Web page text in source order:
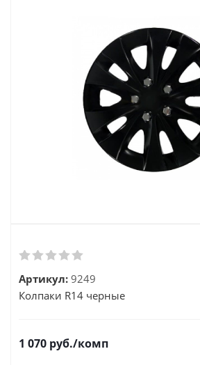
Артикул: 9249
Колпаки R14 черные
1 070 руб./комп